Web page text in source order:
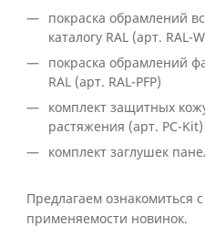
покраска обрамлений
каталогу RAL (арт. RAL-
покраска обрамлений
RAL (арт. RAL-PFP)
комплект защитных
растяжения (арт. PC-Kit)
комплект заглушек
Предлагаем ознакомиться
применяемости новинок.